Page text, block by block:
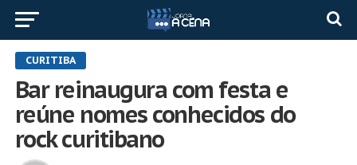
CURITIBA
Bar reinaugura com festa e
reúne nomes conhecidos do
rock curitibano